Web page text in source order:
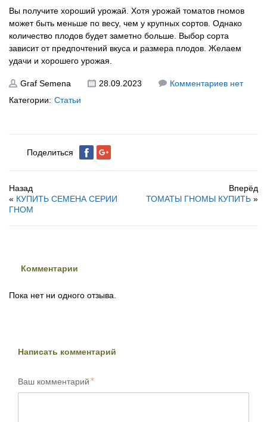
Вы получите хороший урожай. Хотя урожай томатов гномов
может быть меньше по весу, чем у крупных сортов. Однако
количество плодов будет заметно больше. Выбор сорта
зависит от предпочтений вкуса и размера плодов. Желаем
удачи и хорошего урожая.
Graf Semena 28.09.2023
Комментариев нет
Категории: Статьи
Поделиться
Назад
« КУПИТЬ СЕМЕНА СЕРИИ
ГНОМ
Вперёд
ТОМАТЫ ГНОМЫ КУПИТЬ »
Комментарии
Пока нет ни одного отзыва.
Написать комментарий
Ваш комментарий